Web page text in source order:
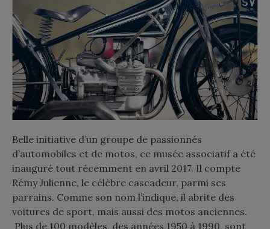
Belle initiative d’un groupe de passionnés
d’automobiles et de motos, ce musée associatif a été
inauguré tout récemment en avril 2017. Il compte
Rémy Julienne, le célèbre cascadeur, parmi ses
parrains. Comme son nom l’indique, il abrite des
voitures de sport, mais aussi des motos anciennes.
Plus de 100 modèles, des années 1950 à 1990, sont